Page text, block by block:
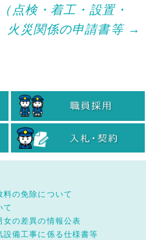
点検・着工・設置・
火災関係の申請書等 →
の免除について
て
の差異の情報公表
備工事に係る仕様書等